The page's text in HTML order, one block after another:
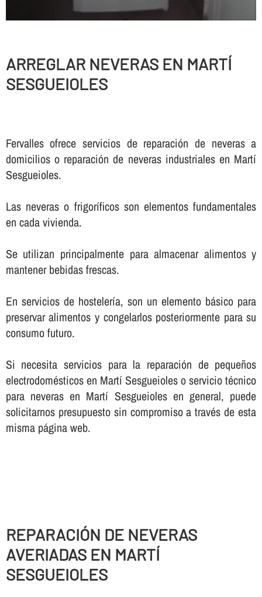
ARREGLAR NEVERAS EN MARTÍ
SESGUEIOLES
Fervalles ofrece servicios de reparación de neveras a
domicilios o reparación de neveras industriales en Martí
Sesgueioles.
Las neveras o frigorí­ficos son elementos fundamentales
en cada vivienda.
Se utilizan principalmente para almacenar alimentos y
mantener bebidas frescas.
En servicios de hostelerí­a, son un elemento básico para
preservar alimentos y congelarlos posteriormente para su
consumo futuro.
Si necesita servicios para la reparación de pequeños
electrodomésticos en Martí Sesgueioles o servicio técnico
para neveras en Martí Sesgueioles en general, puede
solicitarnos presupuesto sin compromiso a través de esta
misma página web.
REPARACIÓN DE NEVERAS
AVERIADAS EN MARTÍ
SESGUEIOLES